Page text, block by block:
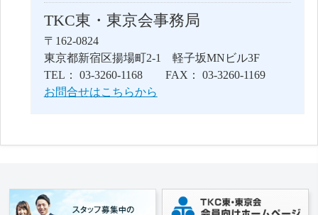
TKC東・東京会事務局
〒162-0824
東京都新宿区揚場町2-1 軽子坂MNビル3F
TEL： 03-3260-1168 FAX： 03-3260-1169
お問合せはこちらから